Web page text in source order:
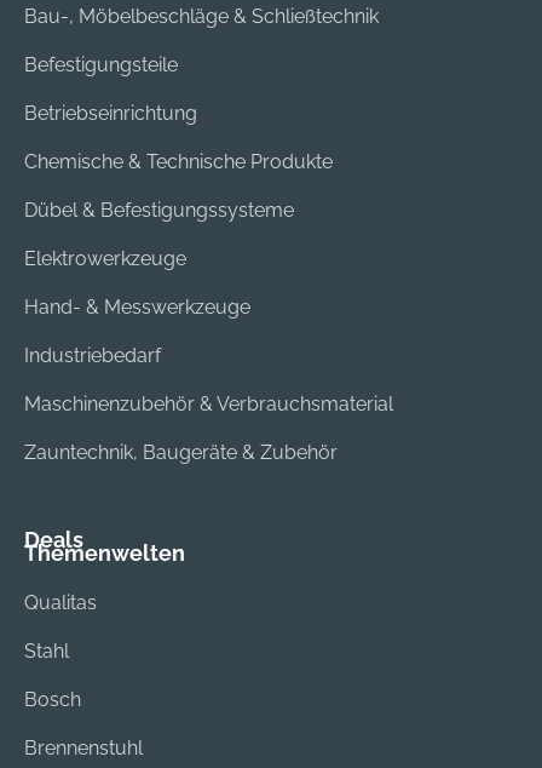
Bau-, Möbelbeschläge & Schließtechnik
Befestigungsteile
Betriebseinrichtung
Chemische & Technische Produkte
Dübel & Befestigungssysteme
Elektrowerkzeuge
Hand- & Messwerkzeuge
Industriebedarf
Maschinenzubehör & Verbrauchsmaterial
Zauntechnik, Baugeräte & Zubehör
Deals
Themenwelten
Qualitas
Stahl
Bosch
Brennenstuhl